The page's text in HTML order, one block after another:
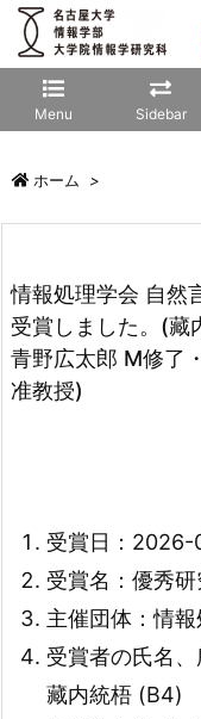
Menu Sidebar
ホーム >
情報処理学会 自然
受賞しました。(藏
青野広太郎 M修了
准教授)
受賞日：2026-
受賞名：優秀研
主催団体：情
受賞者の氏名、
藏内統梧 (B4)